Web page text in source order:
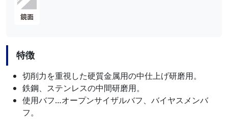
特徴
切削力を重視した硬質金属用の中仕上げ研磨用。
鉄鋼、ステンレスの中間研磨用。
使用バフ…オープンサイザルバフ、バイヤスメンバ
フ。